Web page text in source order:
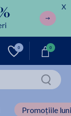
X
0 0
Promoțiile